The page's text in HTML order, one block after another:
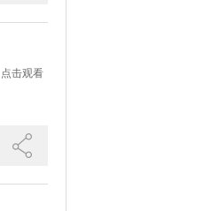
击观看